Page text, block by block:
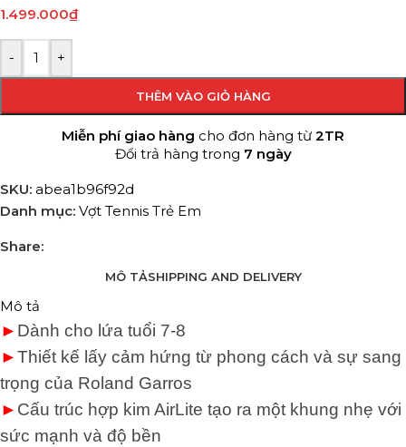
1.499.000₫
- +
THÊM VÀO GIỎ HÀNG
Miễn phí giao hàng cho đơn hàng từ 2TR
Đổi trả hàng trong 7 ngày
SKU: abea1b96f92d
Danh mục: Vợt Tennis Trẻ Em
Share:
MÔ TẢSHIPPING AND DELIVERY
Mô tả
► Dành cho lứa tuổi 7-8
►Thiết kế lấy cảm hứng từ phong cách và sự sang
trọng của Roland Garros
► Cấu trúc hợp kim AirLite tạo ra một khung nhẹ với
sức mạnh và độ bền